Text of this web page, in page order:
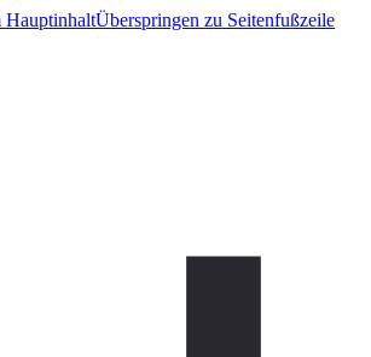
HauptinhaltÜberspringen zu Seitenfußzeile